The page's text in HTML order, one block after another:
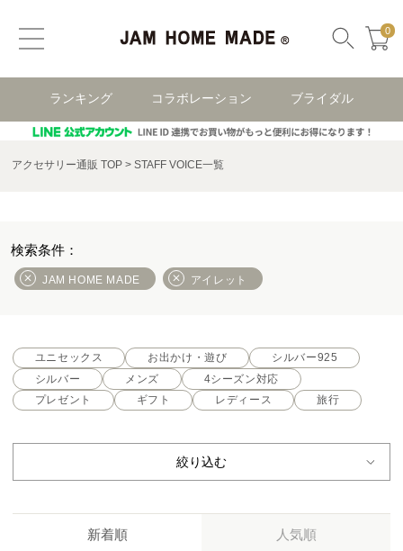
0
ランキング コラボレーション ブライダル
アクセサリー通販 TOP STAFF VOICE一覧
JAM HOME MADE アイレット
ユニセックス お出かけ・遊び
シルバー925
シルバー
メンズ
4シーズン対応
プレゼント
ギフト レディース 旅行
絞り込む
新着順 人気順